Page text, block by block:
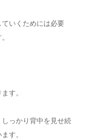
いくためには必要
す。
っかり背中を見せ続
す。